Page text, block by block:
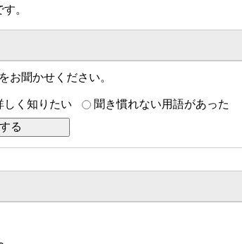
。
お聞かせください。
しく知りたい 聞き慣れない用語があった